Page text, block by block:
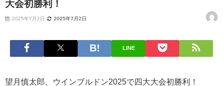
大会初勝利！
2025年7月2日 2025年7月2日
LINE
望月慎太郎、ウインブルドン2025で四大大会初勝利！